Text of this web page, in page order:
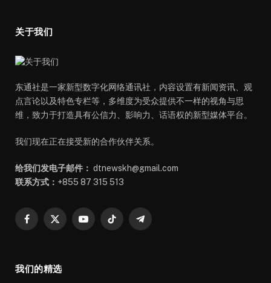
关于我们
东通社是一家新型数字化网络通讯社，内容设置有新闻资讯、观
点言论以及特色专栏等，多维度为受众提供不一样的视角与思
维，致力于打造具有公信力、影响力、话语权的新型媒体平台。
我们现在正在接受新的合作伙伴关系。
给我们发电子邮件： dtnewskh@gmail.com
联系方式： +855 87 315 513
Facebook
X
YouTubeTikTok Telegram
我们的精选